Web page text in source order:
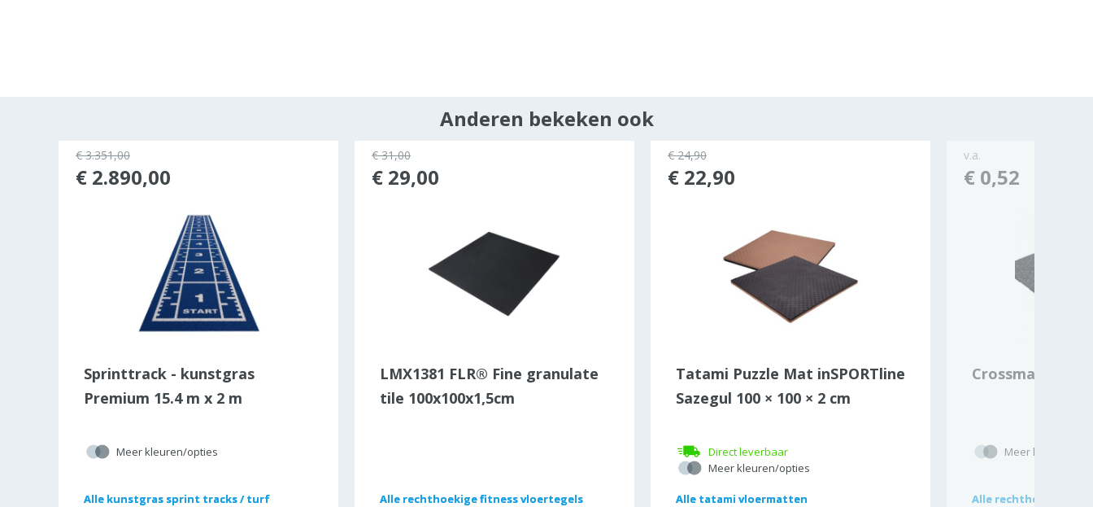
Anderen bekeken ook
Sprinttrack - kunstgras
Premium 15.4 m x 2 m
Meer kleuren/opties
Alle kunstgras sprint tracks / turf
Alle kunstgras sprint tracks / turf
€ 3.351,00
€ 2.890,00
LMX1381 FLR® Fine granulate
tile 100x100x1,5cm
Alle rechthoekige fitness vloertegels
Alle rechthoekige fitness vloertegels
€ 31,00
€ 29,00
Tatami Puzzle Mat inSPORTline
Sazegul 100 × 100 × 2 cm
Direct leverbaar
Meer kleuren/opties
Alle tatami vloermatten
Alle tatami vloermatten
€ 24,90
€ 22,90
Crossmaxx®
Meer kleuren/
Alle rechthoekige
Alle rechthoekige
v.a.
€ 0,52